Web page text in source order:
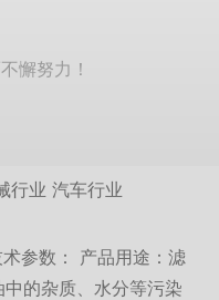
懈努力！
行业 汽车行业
参数： 产品用途：滤
的杂质、水分等污染